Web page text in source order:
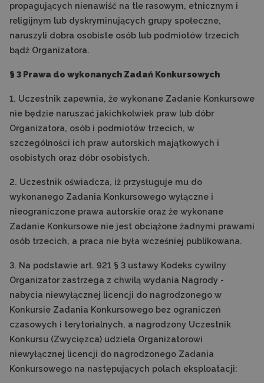
propagujących nienawiść na tle rasowym, etnicznym i
religijnym lub dyskryminujących grupy społeczne,
naruszyli dobra osobiste osób lub podmiotów trzecich
bądź Organizatora.
§ 3 Prawa do wykonanych Zadań Konkursowych
1. Uczestnik zapewnia, że wykonane Zadanie Konkursowe
nie będzie naruszać jakichkolwiek praw lub dóbr
Organizatora, osób i podmiotów trzecich, w
szczególności ich praw autorskich majątkowych i
osobistych oraz dóbr osobistych.
2. Uczestnik oświadcza, iż przysługuje mu do
wykonanego Zadania Konkursowego wyłączne i
nieograniczone prawa autorskie oraz że wykonane
Zadanie Konkursowe nie jest obciążone żadnymi prawami
osób trzecich, a praca nie była wcześniej publikowana.
3. Na podstawie art. 921 § 3 ustawy Kodeks cywilny
Organizator zastrzega z chwilą wydania Nagrody -
nabycia niewyłącznej licencji do nagrodzonego w
Konkursie Zadania Konkursowego bez ograniczeń
czasowych i terytorialnych, a nagrodzony Uczestnik
Konkursu (Zwycięzca) udziela Organizatorowi
niewyłącznej licencji do nagrodzonego Zadania
Konkursowego na następujących polach eksploatacji: